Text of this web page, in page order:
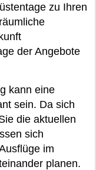
zu Ihren
der Angebote
kann eine
sein. Da sich
die aktuellen
sich
im
planen.